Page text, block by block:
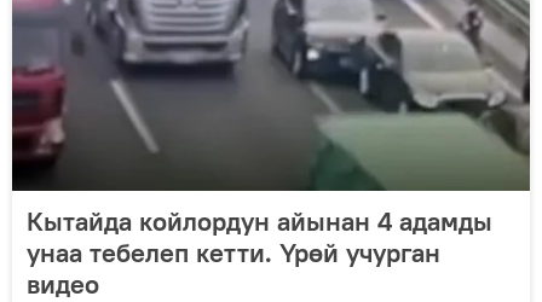
Кытайда койлордун айынан 4 адамды
унаа тебелеп кетти. Үрөй учурган
видео